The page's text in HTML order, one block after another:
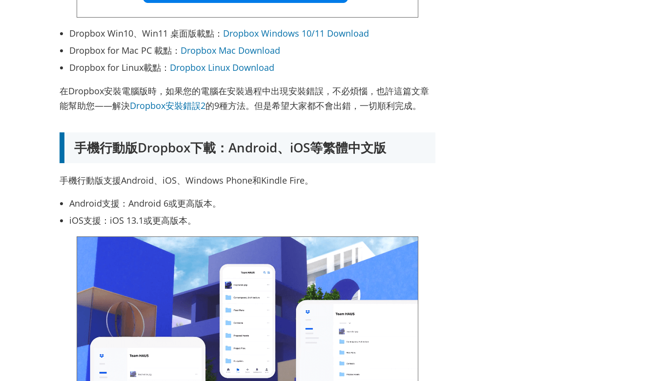
Dropbox Win10、Win11 桌面版載點： Dropbox Windows 10/11 Download
Dropbox for Mac PC 載點： Dropbox Mac Download
Dropbox for Linux載點： Dropbox Linux Download
在Dropbox安裝電腦版時，如果您的電腦在安裝過程中出現安裝錯誤，不必煩惱，也許這篇文章
能幫助您——解決Dropbox安裝錯誤2的9種方法。但是希望大家都不會出錯，一切順利完成。
手機行動版Dropbox下載：Android、iOS等繁體中文版
手機行動版支援Android、iOS、Windows Phone和Kindle Fire。
Android支援：Android 6或更高版本。
iOS支援：iOS 13.1或更高版本。